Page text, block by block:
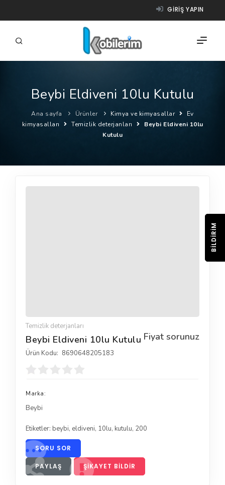
GIRIŞ YAPIN
FIRMALAR
ÜRÜNLER
NASIL ÇALIŞIR?
YARDIM
Beybi Eldiveni 10lu Kutulu
Ana sayfa Ürünler Kimya ve kimyasallar
Ev
kimyasalları
Temizlik deterjanları
Beybi Eldiveni 10lu
Kutulu
Temizlik deterjanları
Fiyat sorunuz
Beybi Eldiveni 10lu Kutulu
Ürün Kodu: 8690648205183
Marka:
Beybi
Etiketler: beybi, eldiveni, 10lu, kutulu, 200
SORU SOR
PAYLAŞ ŞIKAYET BILDIR
BILDIRIM